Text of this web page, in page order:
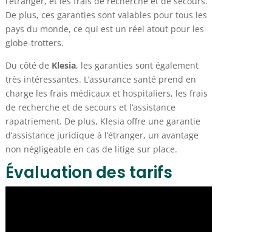
De plus, ces garanties sont valables pour tous les
pays du monde, ce qui est un réel atout pour les
globe-trotters.
Du côté de Klesia, les garanties sont également
très intéressantes. L’assurance santé prend en
charge les frais médicaux et hospitaliers, les frais
de recherche et de secours et l’assistance
rapatriement. De plus, Klesia offre une garantie
d’assistance juridique à l’étranger, un avantage
non négligeable en cas de litige sur place.
Évaluation des tarifs